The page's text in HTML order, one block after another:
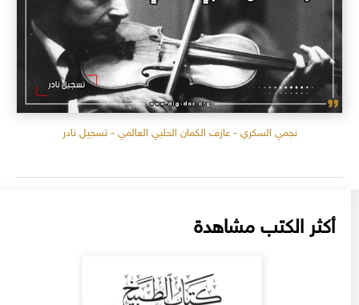
نجمي السكري - عازف الكمان الحلبي العالمي - تسجيل نادر
أكثر الكتب مشاهدة